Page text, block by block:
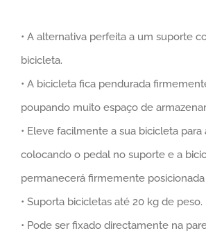
• A alternativa perfeita a um suporte
bicicleta.
• A bicicleta fica pendurada
poupando muito espaço de
• Eleve facilmente a sua bicicleta para
colocando o pedal no suporte e a
permanecerá firmemente
• Suporta bicicletas até 20 kg de peso.
• Pode ser fixado directamente na